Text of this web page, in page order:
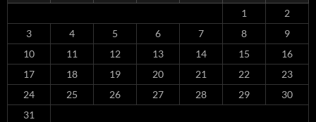
1
2
3
4 5 6 7 8
9
10
11 12 13 14 15
16
17
18 19 20 21 22
23
24
25 26 27 28 29
30
31